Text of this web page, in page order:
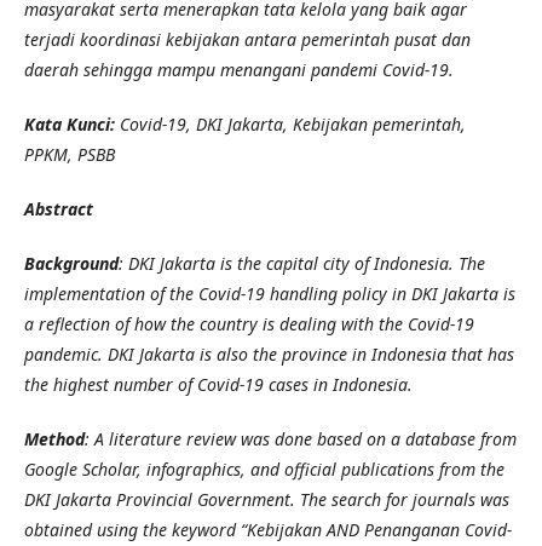
masyarakat serta menerapkan tata kelola yang baik agar
terjadi koordinasi kebijakan antara pemerintah pusat dan
daerah sehingga mampu menangani pandemi Covid-19.
Kata Kunci: Covid-19, DKI Jakarta, Kebijakan pemerintah,
PPKM, PSBB
Abstract
Background: DKI Jakarta is the capital city of Indonesia. The
implementation of the Covid-19 handling policy in DKI Jakarta is
a reflection of how the country is dealing with the Covid-19
pandemic. DKI Jakarta is also the province in Indonesia that has
the highest number of Covid-19 cases in Indonesia.
Method: A literature review was done based on a database from
Google Scholar, infographics, and official publications from the
DKI Jakarta Provincial Government. The search for journals was
obtained using the keyword “Kebijakan AND Penanganan Covid-